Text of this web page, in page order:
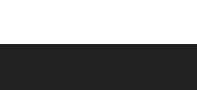
Síguenos en Instagram